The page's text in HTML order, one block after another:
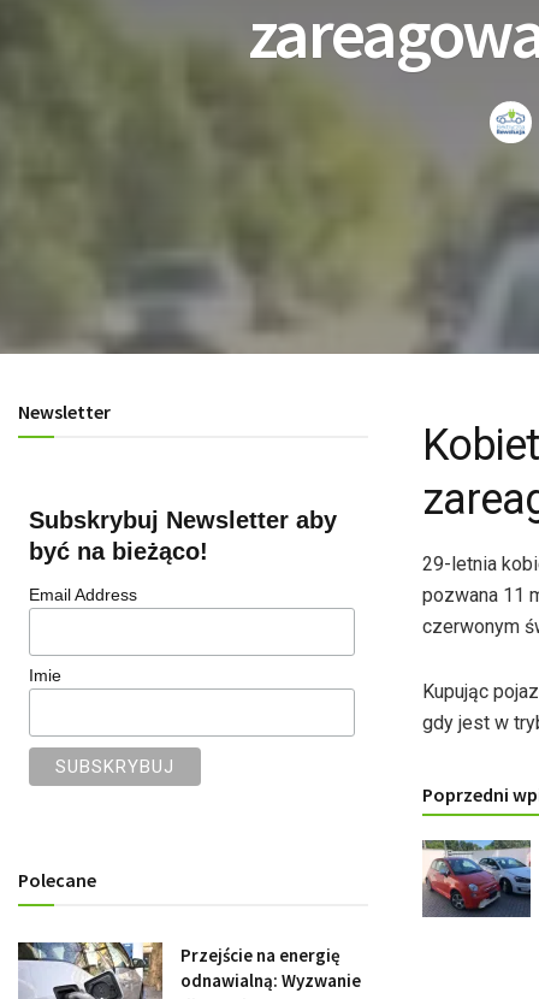
29-letnia
pozwana 11
czerwonym
Kupując
gdy jest w
Poprzedni
Newsletter
Subskrybuj Newsletter aby
być na bieżąco!
Email Address
Imie
Polecane
Przejście na energię
odnawialną: Wyzwanie